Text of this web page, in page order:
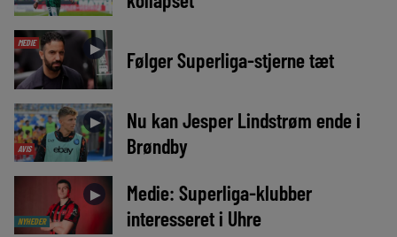
MEDIE ► Følger Superliga-stjerne tæt
AVIS
►
Nu kan Jesper Lindstrøm ende i
Brøndby
NYHEDER
►
Medie: Superliga-klubber
interesseret i Uhre